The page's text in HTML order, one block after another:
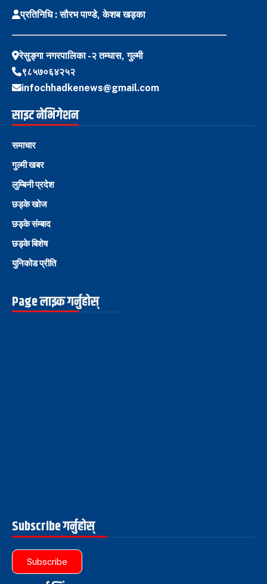
प्रतिनिधि : सौरभ पाण्डे, केशब खड्का
रेसुङ्गा नगरपालिका -२ तम्घास, गुल्मी
९८५७०६४२५२
infochhadkenews@gmail.com
साइट नेभिगेशन
समाचार
गुल्मी खबर
लुम्बिनी प्रदेश
छड्के खोज
छड्के संम्बाद
छड्के बिशेष
युनिकोड प्रीति
Page लाइक गर्नुहोस्
Subscribe गर्नुहोस्
Subscribe